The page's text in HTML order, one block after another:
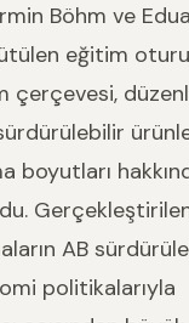
Böhm ve
eğitim
çerçevesi,
boyutları
AB
politikalarıyla